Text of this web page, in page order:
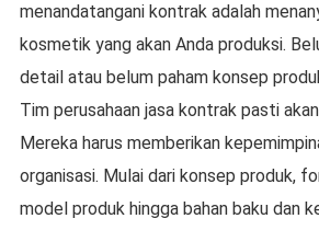
menandatangani kontrak adalah
kosmetik yang akan Anda produksi.
detail atau belum paham konsep
Tim perusahaan jasa kontrak pasti
Mereka harus memberikan
organisasi. Mulai dari konsep produk,
model produk hingga bahan baku dan